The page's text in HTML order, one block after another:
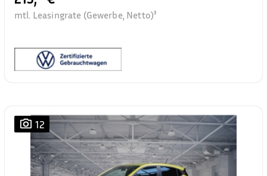
mtl. Leasingrate (Gewerbe, Netto)³
12